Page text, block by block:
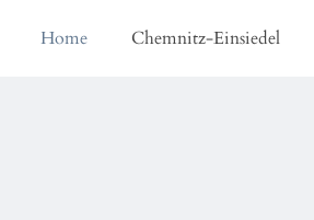
Home Chemnitz-Einsiedel